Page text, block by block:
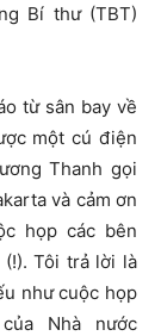
Bí thư (TBT)
từ sân bay về
một cú điện
Thanh gọi
và cảm ơn
họp các bên
(!). Tôi trả lời là
như cuộc họp
Nhà nước